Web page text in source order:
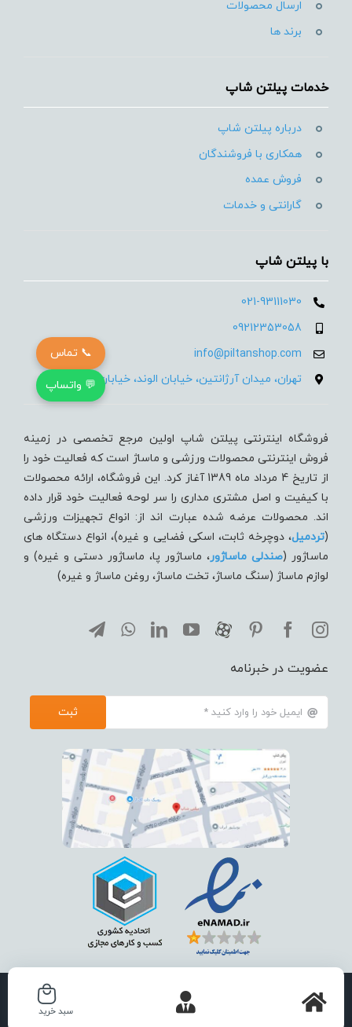
ارسال محصولات
برند ها
خدمات پیلتن شاپ
درباره پیلتن شاپ
همکاری با فروشندگان
فروش عمده
گارانتی و خدمات
با پیلتن شاپ
021-93111030
09212353058
info@piltanshop.com
تهران، میدان آرژانتین، خیابان الوند، خیابان 35، پلاک 15
فروشگاه اینترنتی پیلتن شاپ اولین مرجع تخصصی در زمینه
فروش اینترنتی محصولات ورزشی و ماساژ است که فعالیت خود را
از تاریخ 4 مرداد ماه 1389 آغاز کرد. این فروشگاه، ارائه محصولات
با کیفیت و اصل مشتری مداری را سر لوحه فعالیت خود قرار داده
اند. محصولات عرضه شده عبارت اند از: انواع تجهیزات ورزشی
(تردميل، دوچرخه ثابت، اسکی فضایی و غیره)، انواع دستگاه های
ماساژور (صندلی ماساژور، ماساژور پا، ماساژور دستی و غیره) و
لوازم ماساژ (سنگ ماساژ، تخت ماساژ، روغن ماساژ و غیره)
عضویت در خبرنامه
ثبت
استفاده از تمامی مطالب ، تصاویر و محتوای سايت فقط برای مقاصد غیر
تجاری و با ذکر منبع بلامانع است .
📞 تماس
💬 واتساپ
سبد خرید